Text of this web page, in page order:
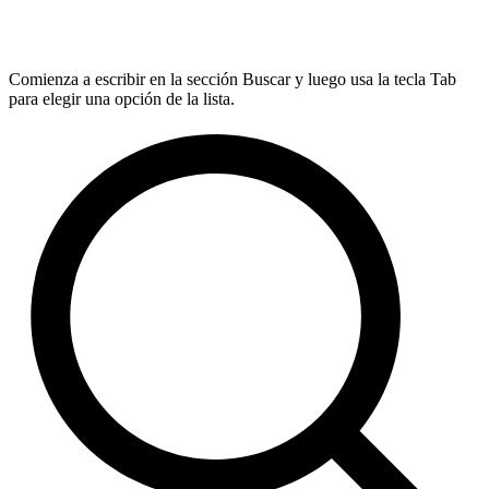
Comienza a escribir en la sección Buscar y luego usa la tecla Tab
para elegir una opción de la lista.